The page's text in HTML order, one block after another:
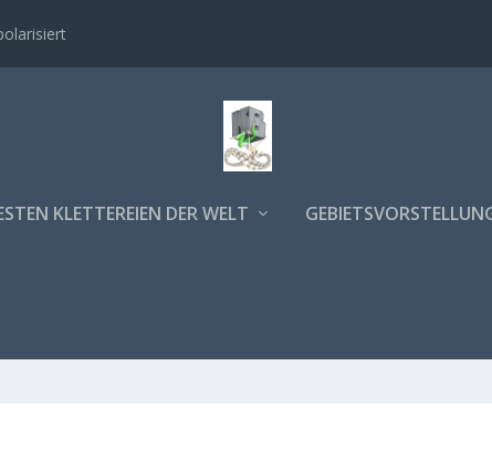
KLETTEREIEN DER WELT